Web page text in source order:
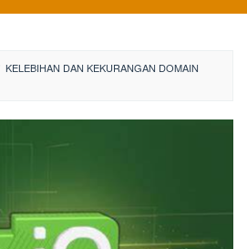
KELEBIHAN DAN KEKURANGAN DOMAIN